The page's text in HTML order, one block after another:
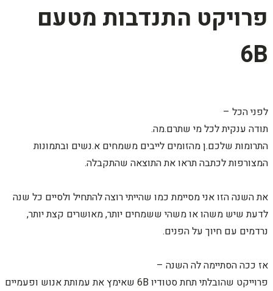
פרויקט התנדבות מטעם
6B
לפני הכל –
תודה ענקית לכל מי שתרם.מה.
התרומות שלכם.ן מהזומים לייבים משמחים א.נשים ובתמונות
המצורפות לכתבה תראו את התוצאה שהתקבלה.
את השנה הזו אני מסיימת כמו שהייתי רוצה להתחיל ולסיים כל שנה
לדעת שיש משהו או משהי ששמחים יותר, מאושרים קצת יותר,
נרדמים עם חיוך על הפנים.
אז ככה הסתיימה לה השנה –
פרוייקט שהובלתי תחת סטודיו 6B שאימץ את עמותת אנוש ופעמיים